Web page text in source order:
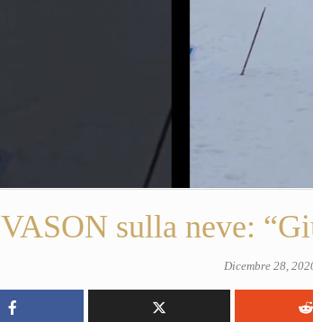
VASON sulla neve:
Dicembre 28,